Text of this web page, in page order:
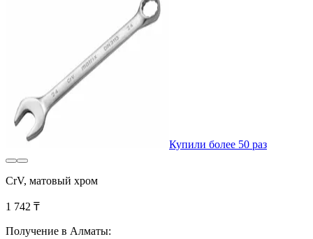
Купили более 50 раз
CrV, матовый хром
1 742 ₸
Получение в Алматы: